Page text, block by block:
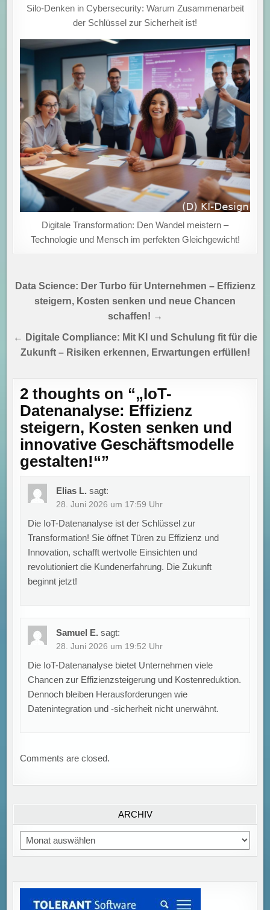
Silo-Denken in Cybersecurity: Warum Zusammenarbeit
der Schlüssel zur Sicherheit ist!
Digitale Transformation: Den Wandel meistern –
Technologie und Mensch im perfekten Gleichgewicht!
Beitragsnavigation
Data Science: Der Turbo für Unternehmen – Effizienz
steigern, Kosten senken und neue Chancen
schaffen! →
← Digitale Compliance: Mit KI und Schulung fit für die
Zukunft – Risiken erkennen, Erwartungen erfüllen!
2 thoughts on “„IoT-
Datenanalyse: Effizienz
steigern, Kosten senken und
innovative Geschäftsmodelle
gestalten!“”
Elias L. sagt:
28. Juni 2026 um 17:59 Uhr
Die IoT-Datenanalyse ist der Schlüssel zur
Transformation! Sie öffnet Türen zu Effizienz und
Innovation, schafft wertvolle Einsichten und
revolutioniert die Kundenerfahrung. Die Zukunft
beginnt jetzt!
Samuel E. sagt:
28. Juni 2026 um 19:52 Uhr
Die IoT-Datenanalyse bietet Unternehmen viele
Chancen zur Effizienzsteigerung und Kostenreduktion.
Dennoch bleiben Herausforderungen wie
Datenintegration und -sicherheit nicht unerwähnt.
Comments are closed.
ARCHIV
Archiv
Ausbildungsstellen rückläufig: Übernahmequote sinkt
auf 75 Prozent trotz hoher Zahl unbesetzter Plätze in
Deutschland